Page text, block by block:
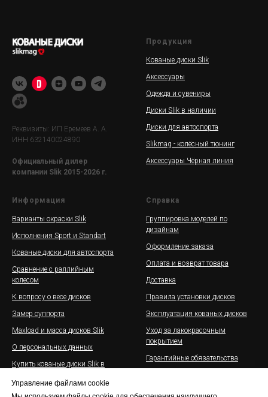
Управление файлами cookie
Реквизиты: ИП Еремеев А. А.
ИНН 632140024890
Официальный дилер
компании Slik 2015-2026 г.
Продукция
Кованые диски Slik
Аксессуары
Одежда и сувениры
Диски Slik в наличии
Диски для автоспорта
Slikmag - колёсный тюнинг
Аксессуары Чёрная линия
Информация
Варианты окраски Slik
Исполнения Sport и Standart
Кованые диски для автоспорта
Сравнение с раллийным
колесом
К вопросу о весе дисков
Замер суппорта
Maxload и масса дисков Slik
О персональных данных
Купить кованые диски Slik в
Справка
Группировка моделей по
дизайнам
Оформление заказа
Оплата и возврат товара
Доставка
Правила установки дисков
Эксплуатация кованых дисков
Уход за лакокрасочным
покрытием
Гарантийные обязательства